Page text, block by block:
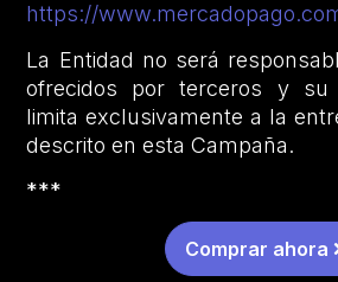
https://
La Entidad no será
ofrecidos por terceros y su
limita exclusivamente a la
descrito en esta Campaña.
***
Comprar ahora